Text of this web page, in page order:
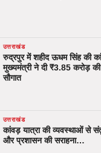
उत्तराखंड
रुद्रपुर में शहीद ऊधम सिंह की
मुख्यमंत्री ने दी ₹3.85 करोड़
सौगात
उत्तराखंड
कांवड़ यात्रा की व्यवस्थाओं से
और प्रशासन की सराहना…